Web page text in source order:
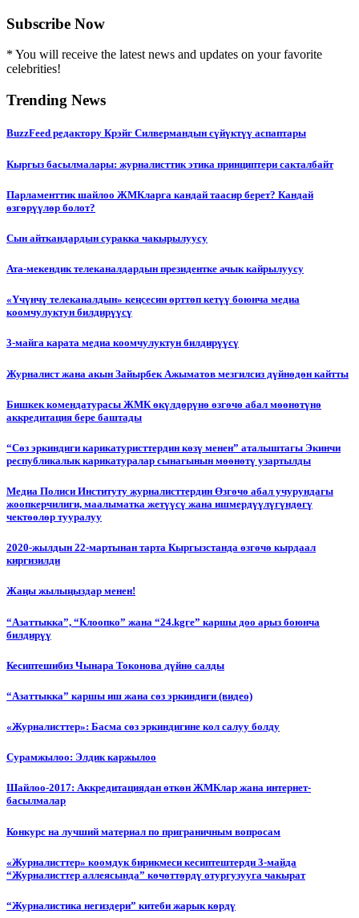
Subscribe Now
* You will receive the latest news and updates on your favorite
celebrities!
Trending News
BuzzFeed редактору Крэйг Силвермандын сүйүктүү аспаптары
Кыргыз басылмалары: журналисттик этика принциптери сакталбайт
Парламенттик шайлоо ЖМКларга кандай таасир берет? Кандай
өзгөрүүлөр болот?
Сын айткандардын суракка чакырылуусу
Ата-мекендик телеканалдардын президентке ачык кайрылуусу
«Үчүнчү телеканалдын» кеңсесин өрттөп кетүү боюнча медиа
коомчулуктун билдирүүсү
3-майга карата медиа коомчулуктун билдирүүсү
Журналист жана акын Зайырбек Ажыматов мезгилсиз дүйнөдөн кайтты
Бишкек комендатурасы ЖМК өкүлдөрүнө өзгөчө абал мөөнөтүнө
аккредитация бере баштады
“Сөз эркиндиги карикатуристтердин көзү менен” аталыштагы Экинчи
республикалык карикатуралар сынагынын мөөнөтү узартылды
Медиа Полиси Институту журналисттердин Өзгөчө абал учурундагы
жоопкерчилиги, маалыматка жетүүсү жана ишмердүүлүгүндөгү
чектөөлөр тууралуу
2020-жылдын 22-мартынан тарта Кыргызстанда өзгөчө кырдаал
киргизилди
Жаңы жылыңыздар менен!
“Азаттыкка”, “Клоопко” жана “24.kgге” каршы доо арыз боюнча
билдирүү
Кесиптешибиз Чынара Токонова дүйнө салды
“Азаттыкка” каршы иш жана сөз эркиндиги (видео)
«Журналисттер»: Басма сөз эркиндигине кол салуу болду
Сурамжылоо: Элдик каржылоо
Шайлоо-2017: Аккредитациядан өткөн ЖМКлар жана интернет-
басылмалар
Конкурс на лучший материал по приграничным вопросам
«Журналисттер» коомдук бирикмеси кесиптештерди 3-майда
“Журналисттер аллеясында” көчөттөрдү отургузууга чакырат
“Журналистика негиздери” китеби жарык көрдү